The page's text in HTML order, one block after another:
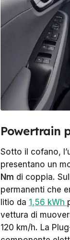
Powertrain
Sotto il cofano,
presentano un
Nm di coppia.
permanenti che
litio da 1,56 kWh
vettura di
120 km/h. La